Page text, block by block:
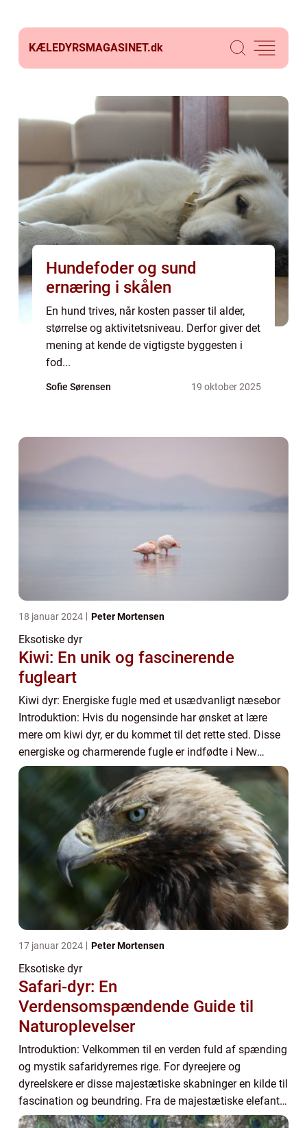
KÆLEDYRSMAGASINET.dk
Hundefoder og sund
ernæring i skålen
En hund trives, når kosten passer til alder,
størrelse og aktivitetsniveau. Derfor giver det
mening at kende de vigtigste byggesten i
fod...
Sofie Sørensen 19 oktober 2025
18 januar 2024 Peter Mortensen
Eksotiske dyr
Kiwi: En unik og fascinerende
fugleart
Kiwi dyr: Energiske fugle med et usædvanligt næsebor
Introduktion: Hvis du nogensinde har ønsket at lære
mere om kiwi dyr, er du kommet til det rette sted. Disse
energiske og charmerende fugle er indfødte i New
Zealands fantastiske landskaber og har ...
17 januar 2024 Peter Mortensen
Eksotiske dyr
Safari-dyr: En
Verdensomspændende Guide til
Naturoplevelser
Introduktion: Velkommen til en verden fuld af spænding
og mystik safaridyrernes rige. For dyreejere og
dyreelskere er disse majestætiske skabninger en kilde til
fascination og beundring. Fra de majestætiske elefanter
til de smidige geparder, og fra d...